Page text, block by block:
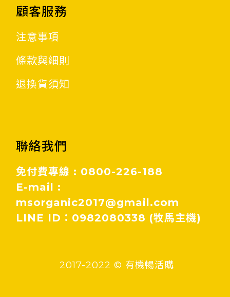
顧客服務
注意事項
條款與細則
退換貨須知
聯絡我們
免付費專線 : 0800-226-188
E-mail :
msorganic2017@gmail.com
LINE ID：0982080338 (牧馬主機)
2017-2022 © 有機暢活購